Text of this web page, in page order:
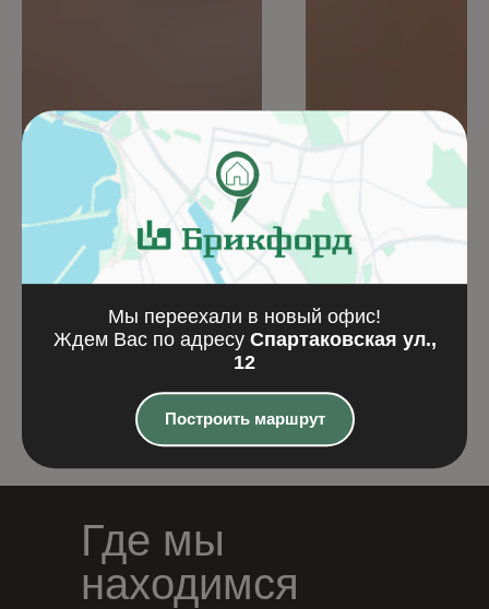
Плитка DYKBRAND
flamisch-bunt NF
(240x14x71)
Лотиан
Где мы
находимся
Мы переехали в новый офис!
Ждем Вас по адресу Спартаковская ул.,
12
Построить маршрут